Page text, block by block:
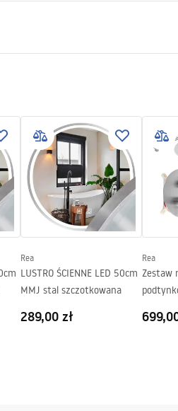
50
Odwracalna 2w1
0,45 l/s
Nano Flex
120 miesięcy na szczelność konstrukcji
stalowej, 24 miesiące pozostałe elementy
Rea
LUSTRO ŚCIENNE LED 50cm
MMJ stal szczotkowana
289,00 zł
Rea
Zestaw